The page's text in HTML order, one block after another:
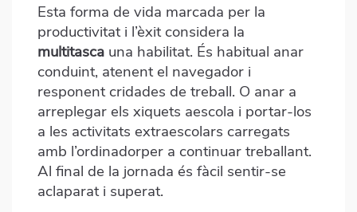
Esta forma de vida marcada per la
productivitat i l’èxit considera la
multitasca una habilitat. És habitual anar
conduint, atenent el navegador i
responent cridades de treball. O anar a
arreplegar els xiquets aescola i portar-los
a les activitats extraescolars carregats
amb l’ordinadorper a continuar treballant.
Al final de la jornada és fàcil sentir-se
aclaparat i superat.